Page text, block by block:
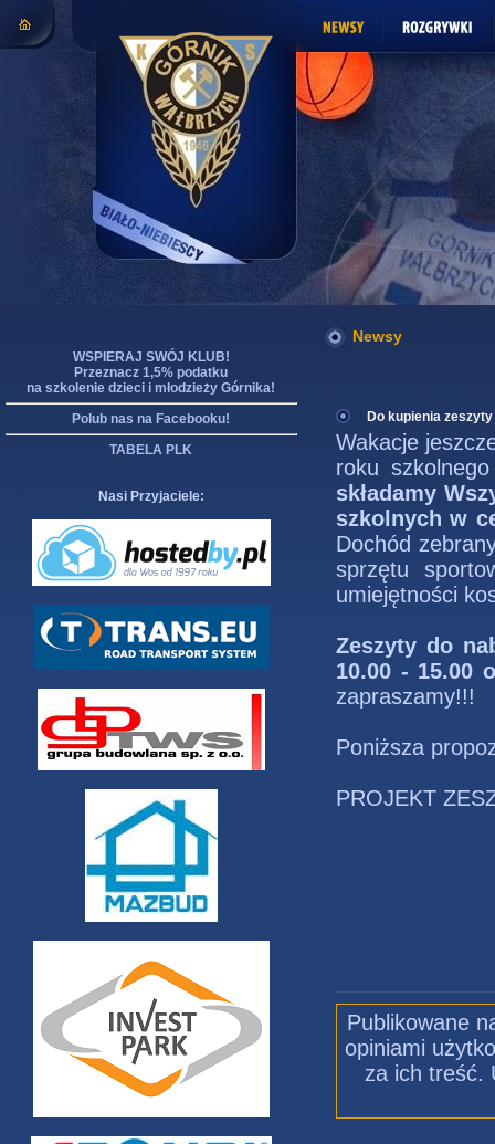
WSPIERAJ SWÓJ KLUB!
Przeznacz 1,5% podatku
na szkolenie dzieci i młodzieży Górnika!
Polub nas na Facebooku!
TABELA PLK
Nasi Przyjaciele:
Newsy
Do kupienia
Wakacje
roku
składamy
szkolnych w
Dochód
sprzętu
umiejętności
Zeszyty do
10.00 - 15.00
zapraszamy!!!
Poniższa
PROJEKT
Publikowane
opiniami
za ich treść.